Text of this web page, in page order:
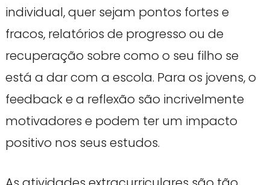
individual, quer sejam pontos fortes e
fracos, relatórios de progresso ou de
recuperação sobre como o seu filho se
está a dar com a escola. Para os jovens, o
feedback e a reflexão são incrivelmente
motivadores e podem ter um impacto
positivo nos seus estudos.